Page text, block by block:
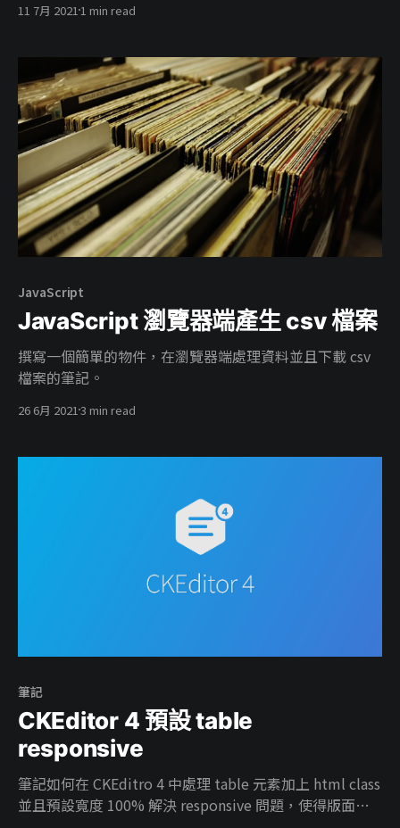
11 7月 2021 1 min read
JavaScript
JavaScript 瀏覽器端產生 csv 檔案
撰寫一個簡單的物件，在瀏覽器端處理資料並且下載 csv
檔案的筆記。
26 6月 20213 min read
筆記
CKEditor 4 預設 table
responsive
筆記如何在 CKEditro 4 中處理 table 元素加上 html class
並且預設寬度 100% 解決 responsive 問題，使得版面不